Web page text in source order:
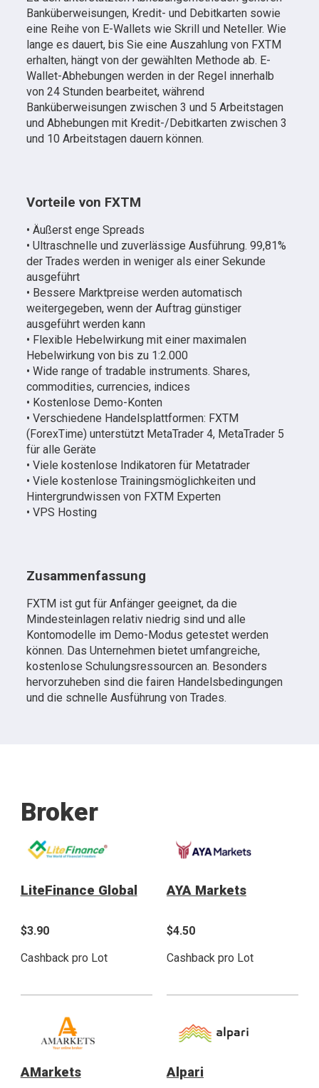
Banküberweisungen, Kredit- und Debitkarten sowie
eine Reihe von E-Wallets wie Skrill und Neteller. Wie
lange es dauert, bis Sie eine Auszahlung von FXTM
erhalten, hängt von der gewählten Methode ab. E-
Wallet-Abhebungen werden in der Regel innerhalb
von 24 Stunden bearbeitet, während
Banküberweisungen zwischen 3 und 5 Arbeitstagen
und Abhebungen mit Kredit-/Debitkarten zwischen 3
und 10 Arbeitstagen dauern können.
Vorteile von FXTM
• Äußerst enge Spreads
• Ultraschnelle und zuverlässige Ausführung. 99,81%
der Trades werden in weniger als einer Sekunde
ausgeführt
• Bessere Marktpreise werden automatisch
weitergegeben, wenn der Auftrag günstiger
ausgeführt werden kann
• Flexible Hebelwirkung mit einer maximalen
Hebelwirkung von bis zu 1:2.000
• Wide range of tradable instruments. Shares,
commodities, currencies, indices
• Kostenlose Demo-Konten
• Verschiedene Handelsplattformen: FXTM
(ForexTime) unterstützt MetaTrader 4, MetaTrader 5
für alle Geräte
• Viele kostenlose Indikatoren für Metatrader
• Viele kostenlose Trainingsmöglichkeiten und
Hintergrundwissen von FXTM Experten
• VPS Hosting
Zusammenfassung
FXTM ist gut für Anfänger geeignet, da die
Mindesteinlagen relativ niedrig sind und alle
Kontomodelle im Demo-Modus getestet werden
können. Das Unternehmen bietet umfangreiche,
kostenlose Schulungsressourcen an. Besonders
hervorzuheben sind die fairen Handelsbedingungen
und die schnelle Ausführung von Trades.
Broker
LiteFinance Global
$3.90
Cashback pro Lot
AYA Markets
$4.50
Cashback pro Lot
AMarkets Alpari